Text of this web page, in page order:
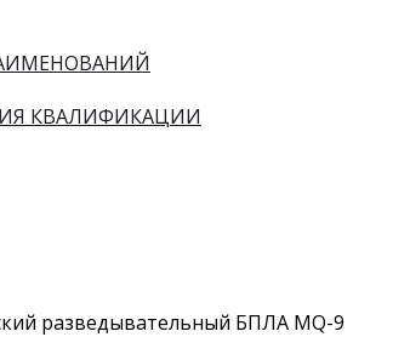
КВАЛИФИКАЦИИ
разведывательный БПЛА MQ-9